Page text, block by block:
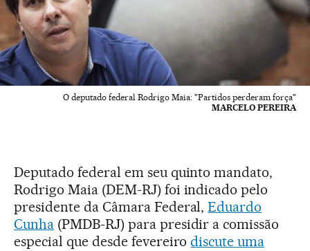
O deputado federal Rodrigo Maia: "Partidos perderam força"
MARCELO PEREIRA
Deputado federal em seu quinto mandato,
Rodrigo Maia (DEM-RJ) foi indicado pelo
presidente da Câmara Federal,Eduardo
Cunha(PMDB-RJ) para presidir a comissão
especial que desde fevereirodiscute uma